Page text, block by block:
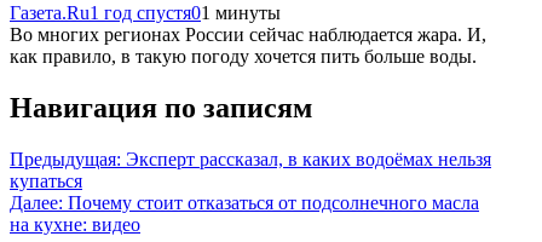
Газета.Ru1 год спустя01 минуты
Во многих регионах России сейчас наблюдается жара. И,
как правило, в такую погоду хочется пить больше воды.
Навигация по записям
Предыдущая: Эксперт рассказал, в каких водоёмах нельзя
купаться
Далее: Почему стоит отказаться от подсолнечного масла
на кухне: видео